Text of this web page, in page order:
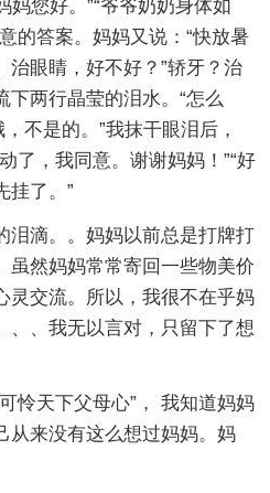
妈您好。”“爷爷奶奶身体如
的答案。妈妈又说：“快放暑
治眼睛，好不好？”轿牙？治
下两行晶莹的泪水。“怎么
不是的。”我抹干眼泪后，
了，我同意。谢谢妈妈！”“好
挂了。”
泪滴。。妈妈以前总是打牌打
虽然妈妈常常寄回一些物美价
灵交流。所以，我很不在乎妈
、、我无以言对，只留下了想
怜天下父母心”， 我知道妈妈
从来没有这么想过妈妈。妈